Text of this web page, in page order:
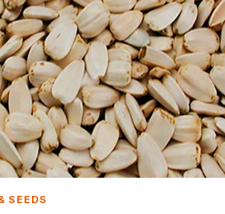
SEEDS